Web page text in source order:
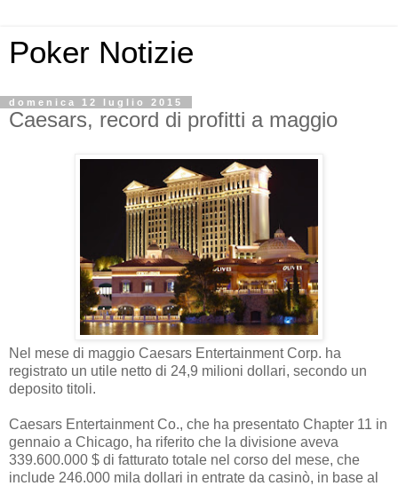
Poker Notizie
domenica 12 luglio 2015
Caesars, record di profitti a maggio
Nel mese di maggio Caesars Entertainment Corp. ha
registrato un utile netto di 24,9 milioni dollari, secondo un
deposito titoli.
Caesars Entertainment Co., che ha presentato Chapter 11 in
gennaio a Chicago, ha riferito che la divisione aveva
339.600.000 $ di fatturato totale nel corso del mese, che
include 246.000 mila dollari in entrate da casinò, in base al